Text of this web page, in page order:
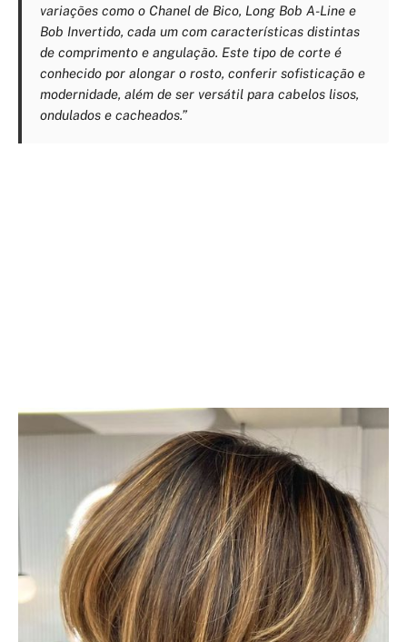
variações como o Chanel de Bico, Long Bob A-Line e
Bob Invertido, cada um com características distintas
de comprimento e angulação. Este tipo de corte é
conhecido por alongar o rosto, conferir sofisticação e
modernidade, além de ser versátil para cabelos lisos,
ondulados e cacheados.”